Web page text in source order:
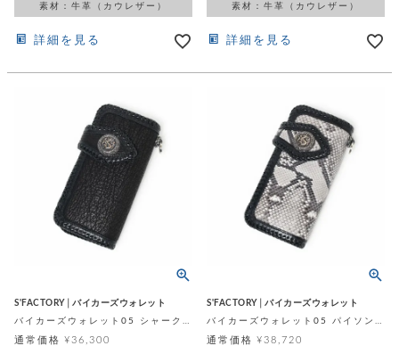
素材：牛革（カウレザー）
詳細を見る
素材：牛革（カウレザー）
詳細を見る
S'FACTORY│バイカーズウォレット
通常価格 ¥36,300
S'FACTORY│バイカーズウォレット
通常価格 ¥38,720